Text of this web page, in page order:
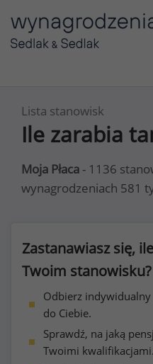
Lista stanowisk
Ile zarabia
Moja Płaca - 1136
wynagrodzeniach 581
Zastanawiasz się,
Twoim stanowisku?
Odbierz
do Ciebie.
Sprawdź, na jaką
Twoimi kwalifikacjami.